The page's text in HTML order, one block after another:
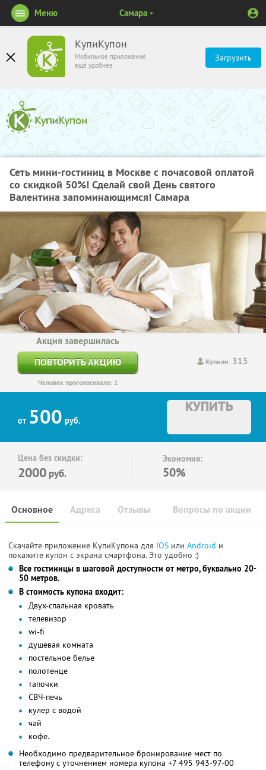
КупиКупон
Мобильное приложение
ещё удобнее
Загрузить
Меню Самара
Сеть мини-гостиниц в Москве с почасовой оплатой
со скидкой 50%! Сделай свой День святого
Валентина запоминающимся! Самара
Купили: 315
Акция завершилась
ПОВТОРИТЬ АКЦИЮ
Человек проголосовало: 1
от 500 руб.
КУПИТЬ
Цена без скидки:
2000 руб.
Экономия:
50%
Основное Отзывы Вопросы по акции
Адреса
Скачайте приложение КупиКупона для IOS или Android и
покажите купон с экрана смартфона. Это удобно :)
Все гостиницы в шаговой доступности от метро, буквально 20-
50 метров.
В стоимость купона входит:
Двух-спальная кровать
телевизор
wi-fi
душевая комната
постельное белье
полотенце
тапочки
СВЧ-печь
кулер с водой
чай
кофе.
Необходимо предварительное бронирование мест по
телефону с уточнением номера купона +7 495 943-97-00